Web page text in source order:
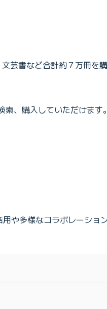
芸書など合計約７万冊を
、購入していただけま
や多様なコラボレーショ